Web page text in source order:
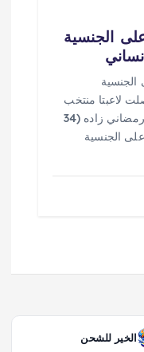
على الجنسية
الجنسية
لاعبتا منتخب
إيران لكرة القدم للسيدات، عطفه رمضاني زاده (34
(22 عاماً)، على الجنسية
الخير للشحن